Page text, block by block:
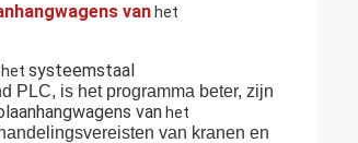
van het
het systeemstaal
PLC, is het programma beter, zijn
van het
van kranen en